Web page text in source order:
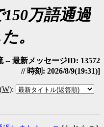
万語通過
。
最新メッセージID: 13572
// 時刻: 2026/8/9(19:31)]
W):